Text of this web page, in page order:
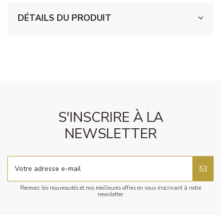
DÉTAILS DU PRODUIT
S'INSCRIRE À LA
NEWSLETTER
Recevez les nouveautés et nos meilleures offres en vous inscrivant à notre
newsletter